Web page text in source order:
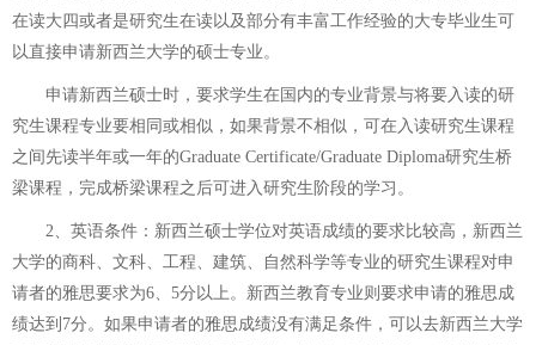
在读大四或者是研究生在读以及部分有丰富工作经验的大专毕业生可
以直接申请新西兰大学的硕士专业。
申请新西兰硕士时，要求学生在国内的专业背景与将要入读的研
究生课程专业要相同或相似，如果背景不相似，可在入读研究生课程
之间先读半年或一年的Graduate Certificate/Graduate Diploma研究生桥
梁课程，完成桥梁课程之后可进入研究生阶段的学习。
2、英语条件：新西兰硕士学位对英语成绩的要求比较高，新西兰
大学的商科、文科、工程、建筑、自然科学等专业的研究生课程对申
请者的雅思要求为6、5分以上。新西兰教育专业则要求申请的雅思成
绩达到7分。如果申请者的雅思成绩没有满足条件，可以去新西兰大学